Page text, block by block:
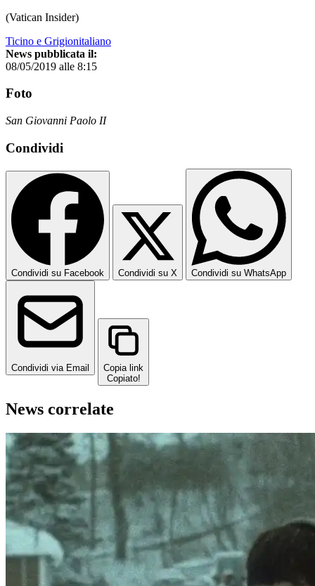
(Vatican Insider)
Ticino e Grigionitaliano
News pubblicata il:
08/05/2019 alle 8:15
Foto
San Giovanni Paolo II
Condividi
Condividi su Facebook Condividi su X Condividi su WhatsApp
Condividi via Email
Copia link
Copiato!
News correlate